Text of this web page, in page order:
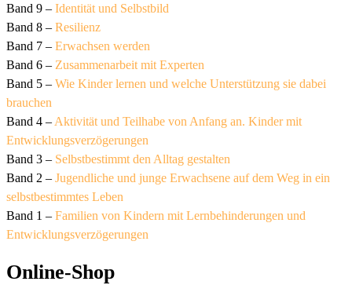
Band 9 – Identität und Selbstbild
Band 8 – Resilienz
Band 7 – Erwachsen werden
Band 6 – Zusammenarbeit mit Experten
Band 5 – Wie Kinder lernen und welche Unterstützung sie dabei
brauchen
Band 4 – Aktivität und Teilhabe von Anfang an. Kinder mit
Entwicklungsverzögerungen
Band 3 – Selbstbestimmt den Alltag gestalten
Band 2 – Jugendliche und junge Erwachsene auf dem Weg in ein
selbstbestimmtes Leben
Band 1 – Familien von Kindern mit Lernbehinderungen und
Entwicklungsverzögerungen
Online-Shop